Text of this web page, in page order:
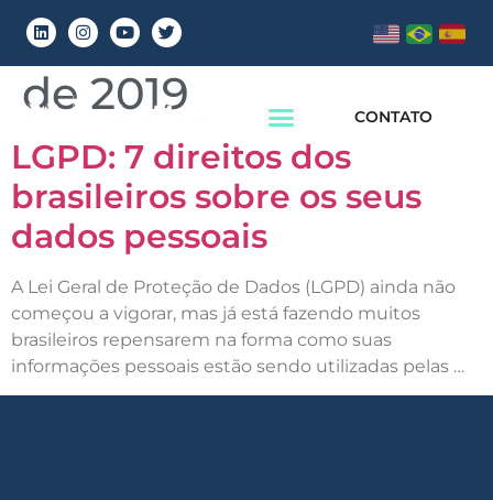
CONTATO
Dia:26 de fevereiro
de 2019
LGPD: 7 direitos dos
brasileiros sobre os seus
dados pessoais
A Lei Geral de Proteção de Dados (LGPD) ainda não
começou a vigorar, mas já está fazendo muitos
brasileiros repensarem na forma como suas
informações pessoais estão sendo utilizadas pelas …